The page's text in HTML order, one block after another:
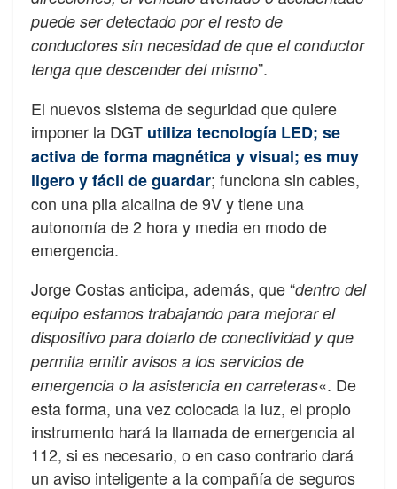
puede ser detectado por el resto de
conductores sin necesidad de que el conductor
tenga que descender del mismo”.
El nuevos sistema de seguridad que quiere
imponer la DGT utiliza tecnología LED; se
activa de forma magnética y visual; es muy
ligero y fácil de guardar; funciona sin cables,
con una pila alcalina de 9V y tiene una
autonomía de 2 hora y media en modo de
emergencia.
Jorge Costas anticipa, además, que “dentro del
equipo estamos trabajando para mejorar el
dispositivo para dotarlo de conectividad y que
permita emitir avisos a los servicios de
emergencia o la asistencia en carreteras«. De
esta forma, una vez colocada la luz, el propio
instrumento hará la llamada de emergencia al
112, si es necesario, o en caso contrario dará
un aviso inteligente a la compañía de seguros